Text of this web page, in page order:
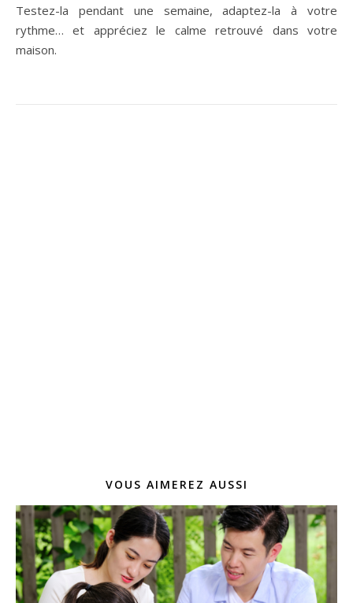
Testez-la pendant une semaine, adaptez-la à votre
rythme… et appréciez le calme retrouvé dans votre
maison.
VOUS AIMEREZ AUSSI